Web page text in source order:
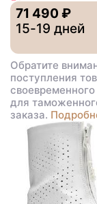
71 490 ₽
15-19 дней
Обратите
поступления
для
заказа.